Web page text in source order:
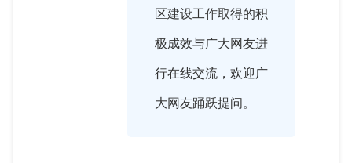
区建设工作取得的积
极成效与广大网友进
行在线交流，欢迎广
大网友踊跃提问。